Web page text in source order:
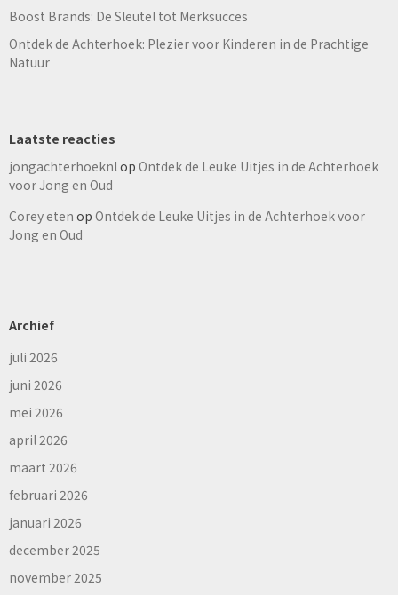
Boost Brands: De Sleutel tot Merksucces
Ontdek de Achterhoek: Plezier voor Kinderen in de Prachtige
Natuur
Laatste reacties
jongachterhoeknlop Ontdek de Leuke Uitjes in de Achterhoek
voor Jong en Oud
Corey eten op Ontdek de Leuke Uitjes in de Achterhoek voor
Jong en Oud
Archief
juli 2026
juni 2026
mei 2026
april 2026
maart 2026
februari 2026
januari 2026
december 2025
november 2025